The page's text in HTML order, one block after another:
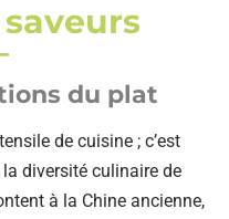
du plat
de cuisine ; c’est
diversité culinaire de
à la Chine ancienne,